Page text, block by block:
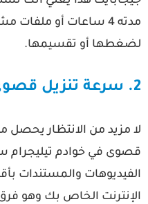
مدته 4 ساعات أو ملفات
أو تقسيمها.
مزيد من الانتظار يحصل
في خوادم تيليجرام
والمستندات
الخاص بك وهو فرق